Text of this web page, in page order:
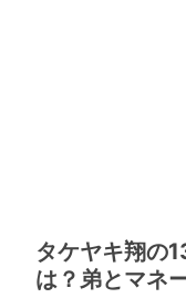
タケヤキ翔の
は？弟とマネ